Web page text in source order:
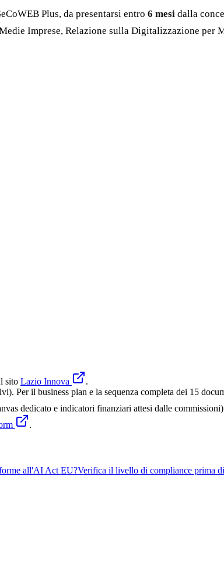
Plus, da presentarsi entro 6 mesi dalla
Imprese, Relazione sulla Digitalizzazione per
sito Lazio Innova
.
Per il business plan e la sequenza completa dei 15
dedicato e indicatori finanziari attesi dalle
.
all'AI Act EU?Verifica il livello di compliance prima